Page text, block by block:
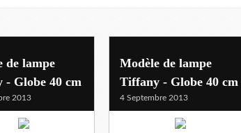
de lampe
- Globe 40 cm
2013
Modèle de lampe
Tiffany - Globe 40 cm
4 Septembre 2013